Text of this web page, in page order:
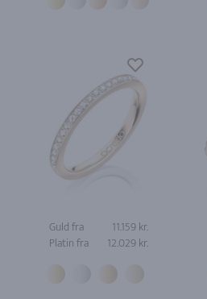
Guld fra
11.159 kr.
Platin fra
12.029 kr.